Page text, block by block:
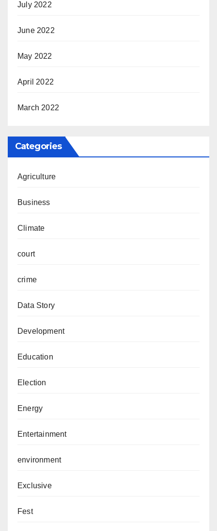
July 2022
June 2022
May 2022
April 2022
March 2022
Categories
Agriculture
Business
Climate
court
crime
Data Story
Development
Education
Election
Energy
Entertainment
environment
Exclusive
Fest